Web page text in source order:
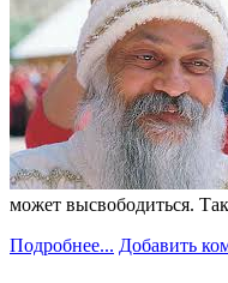
может высвободиться.
Подробнее... Добавить